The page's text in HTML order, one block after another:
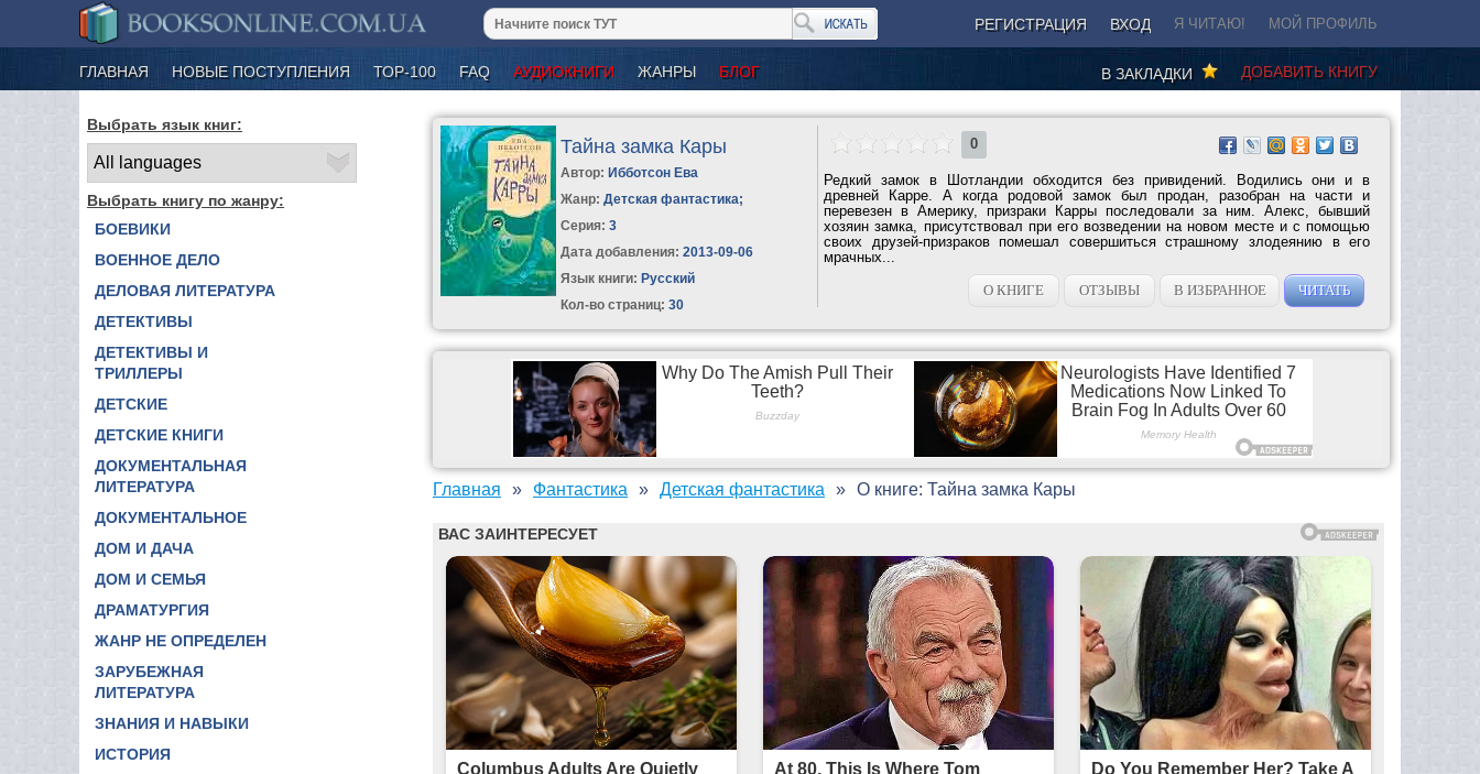
РЕГИСТРАЦИЯ ВХОД Я ЧИТАЮ! МОЙ ПРОФИЛЬ
ГЛАВНАЯ НОВЫЕ ПОСТУПЛЕНИЯ ТОР-100 FAQ АУДИОКНИГИ ЖАНРЫ БЛОГ ДОБАВИТЬ КНИГУ
В ЗАКЛАДКИ
Выбрать язык книг:
Выбрать книгу по жанру:
БОЕВИКИ
ВОЕННОЕ ДЕЛО
ДЕЛОВАЯ ЛИТЕРАТУРА
ДЕТЕКТИВЫ
ДЕТЕКТИВЫ И
ТРИЛЛЕРЫ
ДЕТСКИЕ
ДЕТСКИЕ КНИГИ
ДОКУМЕНТАЛЬНАЯ
ЛИТЕРАТУРА
ДОКУМЕНТАЛЬНОЕ
ДОМ И ДАЧА
ДОМ И СЕМЬЯ
ДРАМАТУРГИЯ
ЖАНР НЕ ОПРЕДЕЛЕН
ЗАРУБЕЖНАЯ
ЛИТЕРАТУРА
ЗНАНИЯ И НАВЫКИ
ИСТОРИЯ
Тайна замка Кары
Автор: Ибботсон Ева
Жанр: Детская фантастика;
Серия:3
Дата добавления: 2013-09-06
Язык книги: Русский
Кол-во страниц: 30
0
Редкий замок в Шотландии обходится без привидений. Водились они и в
древней Карре. А когда родовой замок был продан, разобран на части и
перевезен в Америку, призраки Карры последовали за ним. Алекс, бывший
хозяин замка, присутствовал при его возведении на новом месте и с помощью
своих друзей-призраков помешал совершиться страшному злодеянию в его
мрачных...
О КНИГЕ
ОТЗЫВЫ В ИЗБРАННОЕ ЧИТАТЬ
Главная Фантастика Детская фантастика О книге: Тайна замка Кары